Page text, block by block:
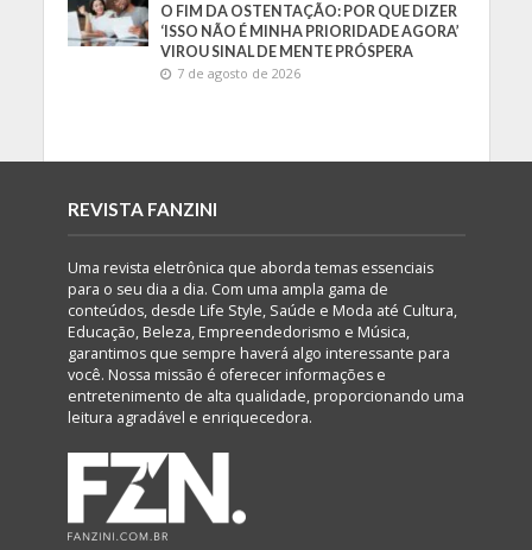
O FIM DA OSTENTAÇÃO: POR QUE DIZER
‘ISSO NÃO É MINHA PRIORIDADE AGORA’
VIROU SINAL DE MENTE PRÓSPERA
7 de agosto de 2026
REVISTA FANZINI
Uma revista eletrônica que aborda temas essenciais
para o seu dia a dia. Com uma ampla gama de
conteúdos, desde Life Style, Saúde e Moda até Cultura,
Educação, Beleza, Empreendedorismo e Música,
garantimos que sempre haverá algo interessante para
você. Nossa missão é oferecer informações e
entretenimento de alta qualidade, proporcionando uma
leitura agradável e enriquecedora.